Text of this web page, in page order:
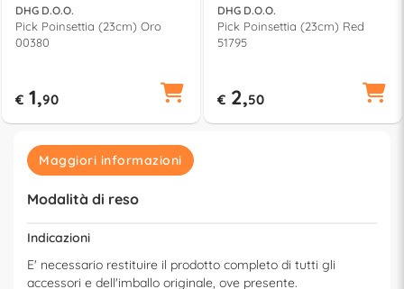
DHG D.O.O.
Pick Poinsettia (23cm) Oro
00380
€ 1,90
DHG D.O.O.
Pick Poinsettia (23cm) Red
51795
€ 2,50
Maggiori informazioni
Modalità di reso
Indicazioni
E' necessario restituire il prodotto completo di tutti gli
accessori e dell'imballo originale, ove presente.